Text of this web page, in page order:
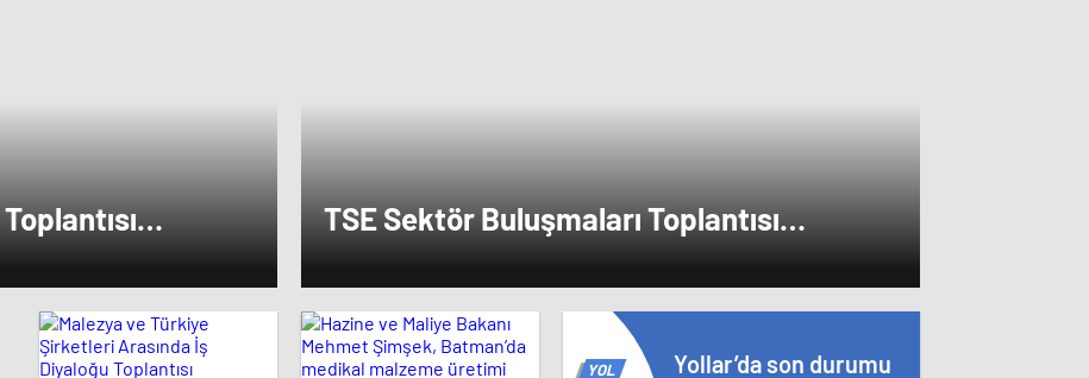
TSE Sektör Buluşmaları Toplantısı
Erzurum’da Gerçekleştirildi
Yollar’da son durumu
YOL